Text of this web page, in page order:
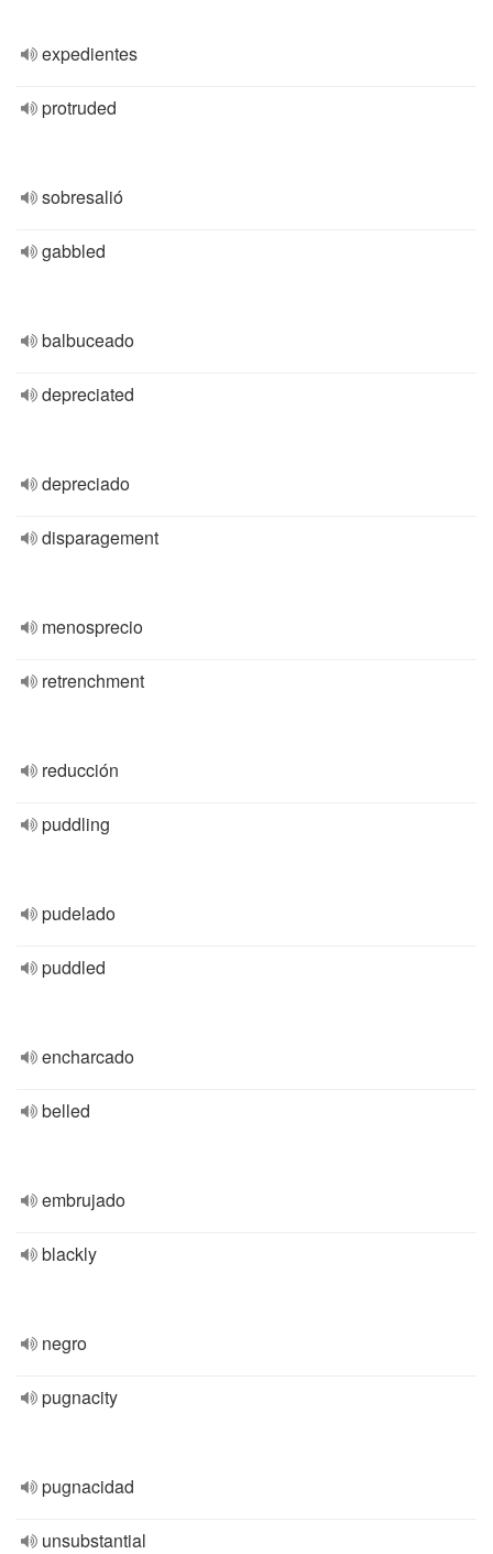
expedientes
protruded
sobresalió
gabbled
balbuceado
depreciated
depreciado
disparagement
menosprecio
retrenchment
reducción
puddling
pudelado
puddled
encharcado
belled
embrujado
blackly
negro
pugnacity
pugnacidad
unsubstantial